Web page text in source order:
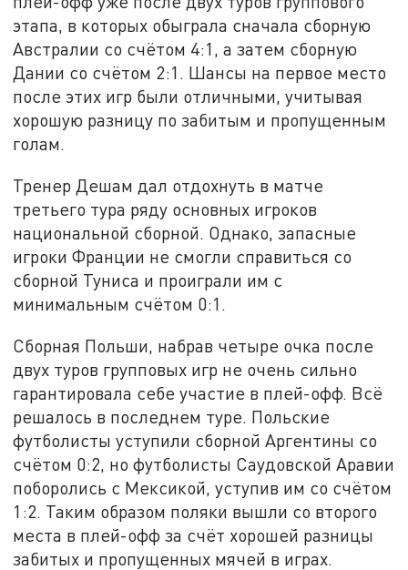
этапа, в которых обыграла сначала сборную
Австралии со счётом 4:1, а затем сборную
Дании со счётом 2:1. Шансы на первое место
после этих игр были отличными, учитывая
хорошую разницу по забитым и пропущенным
голам.
Тренер Дешам дал отдохнуть в матче
третьего тура ряду основных игроков
национальной сборной. Однако, запасные
игроки Франции не смогли справиться со
сборной Туниса и проиграли им с
минимальным счётом 0:1.
Сборная Польши, набрав четыре очка после
двух туров групповых игр не очень сильно
гарантировала себе участие в плей-офф. Всё
решалось в последнем туре. Польские
футболисты уступили сборной Аргентины со
счётом 0:2, но футболисты Саудовской Аравии
поборолись с Мексикой, уступив им со счётом
1:2. Таким образом поляки вышли со второго
места в плей-офф за счёт хорошей разницы
забитых и пропущенных мячей в играх.